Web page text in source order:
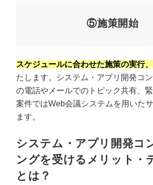
⑤施策開始
スケジュールに合わせた施策の実行
たします。システム・アプリ開発コ
の電話やメールでのトピック共有、
案件ではWeb会議システムを用いた
ます。
システム・アプリ開発コ
ングを受けるメリット・
とは？